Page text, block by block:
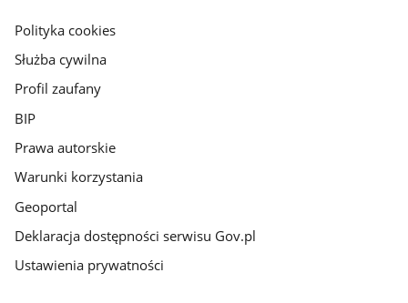
gov.pl
Polityka cookies
Służba cywilna
Profil zaufany
BIP
Prawa autorskie
Warunki korzystania
Geoportal
Deklaracja dostępności serwisu Gov.pl
Ustawienia prywatności